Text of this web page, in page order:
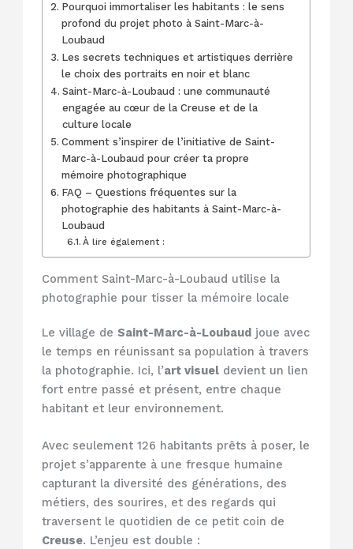
Pourquoi immortaliser les habitants : le sens
profond du projet photo à Saint-Marc-à-
Loubaud
Les secrets techniques et artistiques derrière
le choix des portraits en noir et blanc
Saint-Marc-à-Loubaud : une communauté
engagée au cœur de la Creuse et de la
culture locale
Comment s’inspirer de l’initiative de Saint-
Marc-à-Loubaud pour créer ta propre
mémoire photographique
FAQ – Questions fréquentes sur la
photographie des habitants à Saint-Marc-à-
Loubaud
À lire également :
Comment Saint-Marc-à-Loubaud utilise la
photographie pour tisser la mémoire locale
Le village de Saint-Marc-à-Loubaud joue avec
le temps en réunissant sa population à travers
la photographie. Ici, l’art visuel devient un lien
fort entre passé et présent, entre chaque
habitant et leur environnement.
Avec seulement 126 habitants prêts à poser, le
projet s’apparente à une fresque humaine
capturant la diversité des générations, des
métiers, des sourires, et des regards qui
traversent le quotidien de ce petit coin de
Creuse. L’enjeu est double :